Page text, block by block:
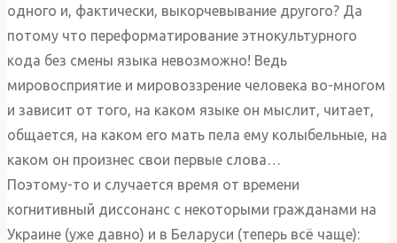
одного и, фактически, выкорчевывание другого? Да
потому что переформатирование этнокультурного
кода без смены языка невозможно! Ведь
мировосприятие и мировоззрение человека во-многом
и зависит от того, на каком языке он мыслит, читает,
общается, на каком его мать пела ему колыбельные, на
каком он произнес свои первые слова…
Поэтому-то и случается время от времени
когнитивный диссонанс с некоторыми гражданами на
Украине (уже давно) и в Беларуси (теперь всё чаще):